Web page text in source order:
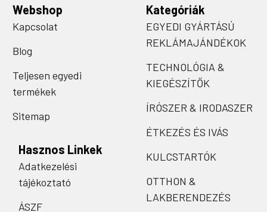
Webshop
Kapcsolat
Blog
Teljesen egyedi
termékek
Sitemap
Hasznos Linkek
Adatkezelési
tájékoztató
ÁSZF
Kategóriák
EGYEDI GYÁRTÁSÚ
REKLÁMAJÁNDÉKOK
TECHNOLÓGIA &
KIEGÉSZÍTŐK
ÍRÓSZER & IRODASZER
ÉTKEZÉS ÉS IVÁS
KULCSTARTÓK
OTTHON &
LAKBERENDEZÉS